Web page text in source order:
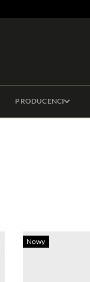
PRODUCENCI
Nowy